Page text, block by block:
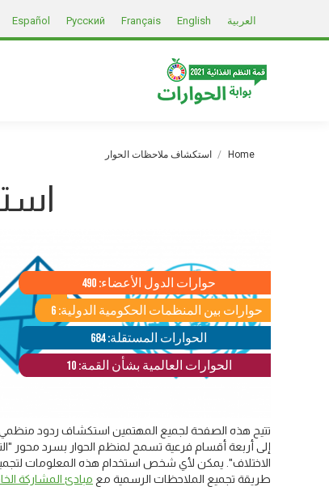
العربية English
Français
Русский
Español
You are here:
Home استكشاف ملاحظات الحوار
حوارات الدول الأعضاء: 490
حوارات بين المنظمات الحكومية الدولية: 6
الحوارات المستقلة: 684
الحوارات العالمية بشأن القمة: 10
تتيح هذه الصفحة لجميع المهتمين استكشاف ردود منظمي
إلى أربعة أقسام فرعية تسمح لمنظم الحوار بسرد محور
الاختلاف". يمكن لأي شخص استخدام هذه المعلومات
طريقة تجميع الملاحظات الرسمية مع مبادئ المشاركة